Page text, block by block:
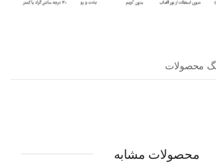
محصولات
محصولات مشابه